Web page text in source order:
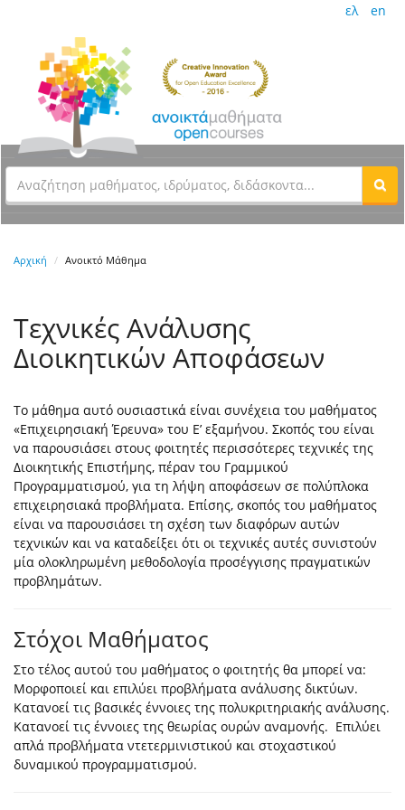
ελ en
Αρχική Ανοικτό Μάθημα
Τεχνικές Ανάλυσης
Διοικητικών Αποφάσεων
Το μάθημα αυτό ουσιαστικά είναι συνέχεια του μαθήματος
«Επιχειρησιακή Έρευνα» του Ε’ εξαμήνου. Σκοπός του είναι
να παρουσιάσει στους φοιτητές περισσότερες τεχνικές της
Διοικητικής Επιστήμης, πέραν του Γραμμικού
Προγραμματισμού, για τη λήψη αποφάσεων σε πολύπλοκα
επιχειρησιακά προβλήματα. Επίσης, σκοπός του μαθήματος
είναι να παρουσιάσει τη σχέση των διαφόρων αυτών
τεχνικών και να καταδείξει ότι οι τεχνικές αυτές συνιστούν
μία ολοκληρωμένη μεθοδολογία προσέγγισης πραγματικών
προβλημάτων.
Στόχοι Μαθήματος
Στο τέλος αυτού του μαθήματος ο φοιτητής θα μπορεί να:
Μορφοποιεί και επιλύει προβλήματα ανάλυσης δικτύων.
Κατανοεί τις βασικές έννοιες της πολυκριτηριακής ανάλυσης.
Κατανοεί τις έννοιες της θεωρίας ουρών αναμονής. Επιλύει
απλά προβλήματα ντετερμινιστικού και στοχαστικού
δυναμικού προγραμματισμού.